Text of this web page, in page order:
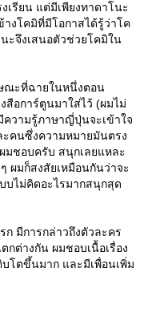
เรียน แต่มีเพียงทาดาโนะ
งโคมิที่มีโอกาสได้รู้ว่าโค
ะจึงเสนอตัวช่วยโคมิใน
ษณะที่ฉายในหนึ่งตอน
อการ์ตูนมาใส่ไว้ (ผมไม่
ความรู้ภาษาญี่ปุ่นจะเข้าใจ
ะคนซึ่งความหมายมันตรง
มชอบครับ สนุกเลยแหละ
ผมก็สงสัยเหมือนกันว่าจะ
บไม่คิดอะไรมากสนุกสุด
ก มีการกล่าวถึงตัวละคร
ต่างกัน ผมชอบเนื้อเรื่อง
บโตขึ้นมาก และมีเพื่อนเพิ่ม